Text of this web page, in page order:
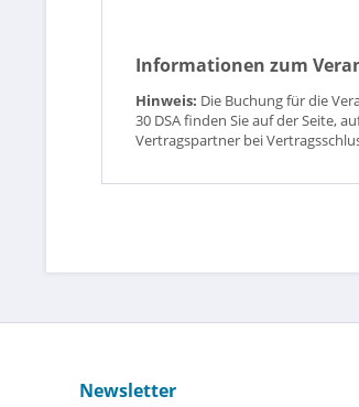
Informationen zum
Hinweis: Die Buchung für die
30 DSA finden Sie auf der Seite,
Vertragspartner bei
Newsletter